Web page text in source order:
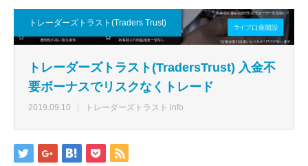
トレーダーズトラスト(Traders Trust)
トレーダーズトラスト(TradersTrust) 入金不
要ボーナスでリスクなくトレード
2019.09.10 トレーダーズトラスト info